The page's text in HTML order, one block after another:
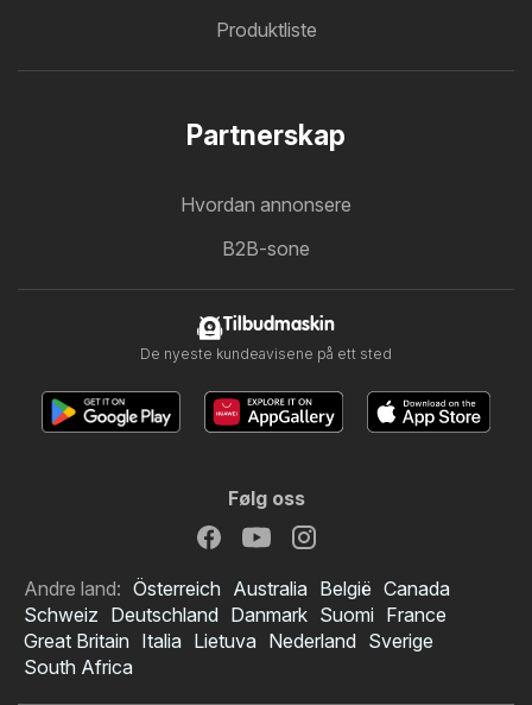
Produktliste
Partnerskap
Hvordan annonsere
B2B-sone
Tilbudmaskin
De nyeste kundeavisene på ett sted
Følg oss
Andre land: Österreich Australia België Canada
Schweiz Deutschland Danmark Suomi France
Great Britain Italia Lietuva Nederland Sverige
South Africa